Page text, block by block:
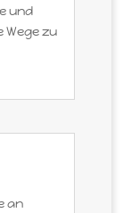
und
zu
an